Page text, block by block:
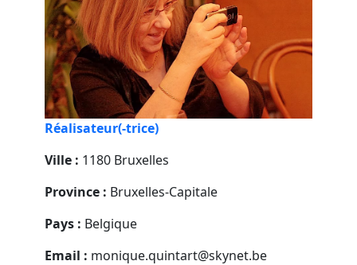
Réalisateur(-trice)
Ville : 1180 Bruxelles
Province : Bruxelles-Capitale
Pays : Belgique
Email : monique.quintart@skynet.be